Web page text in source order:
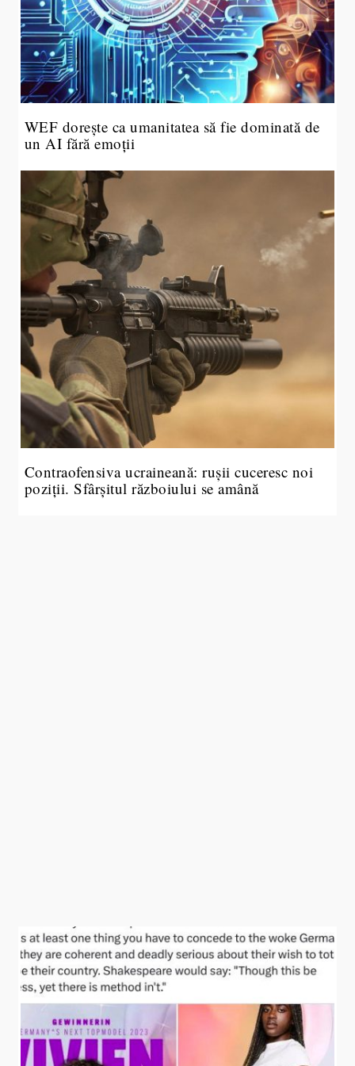
WEF dorește ca umanitatea să fie dominată de
un AI fără emoții
Contraofensiva ucraineană: rușii cuceresc noi
poziții. Sfârșitul războiului se amână